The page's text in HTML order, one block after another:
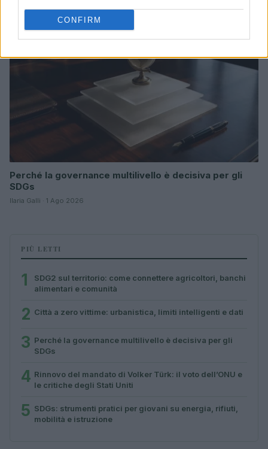
CONFIRM
ONU 2030
Perché la governance multilivello è decisiva per gli
SDGs
Ilaria Galli · 1 Ago 2026
PIÙ LETTI
1
SDG2 sul territorio: come connettere agricoltori, banchi
alimentari e comunità
2 Città a zero vittime: urbanistica, limiti intelligenti e dati
3 Perché la governance multilivello è decisiva per gli
SDGs
4 Rinnovo del mandato di Volker Türk: il voto dell’ONU e
le critiche degli Stati Uniti
5 SDGs: strumenti pratici per giovani su energia, rifiuti,
mobilità e istruzione